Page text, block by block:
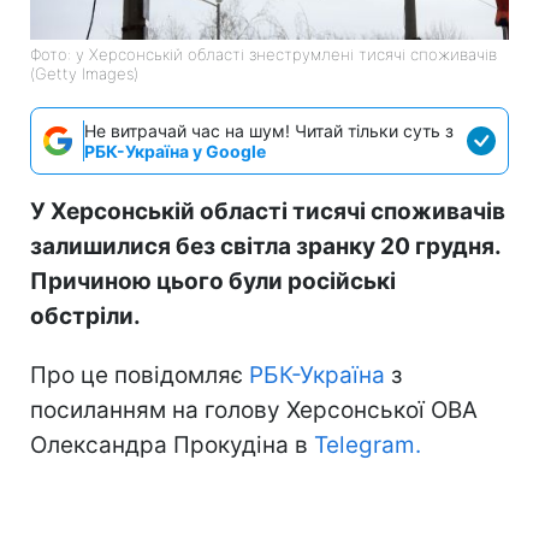
Фото: у Херсонській області знеструмлені тисячі споживачів
(Getty Images)
Не витрачай час на шум! Читай тільки суть з
РБК-Україна у Google
У Херсонській області тисячі споживачів
залишилися без світла зранку 20 грудня.
Причиною цього були російські
обстріли.
Про це повідомляє РБК-Україна з
посиланням на голову Херсонської ОВА
Олександра Прокудіна в Telegram.